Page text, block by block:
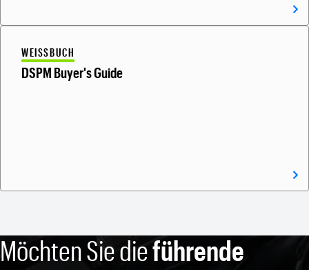
WEISSBUCH
DSPM Buyer's Guide
Möchten Sie dieführende